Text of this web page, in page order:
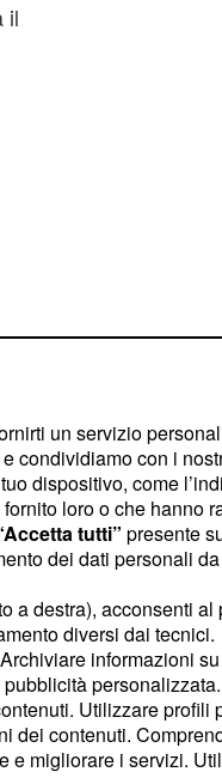
il
un servizio
condividiamo con i
dispositivo, come
loro o che hanno
tutti” presente
dei dati personali
a destra), acconsenti
diversi dai tecnici.
informazioni
Utilizzare
dei contenuti.
migliorare i servizi.